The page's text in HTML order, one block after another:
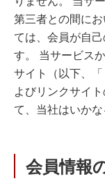
第三者との間に
ては、会員が自
す。 当サービス
サイト（以下、
よびリンクサイ
て、当社はいか
会員情報